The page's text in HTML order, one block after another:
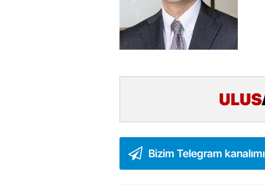
Bizim Telegram